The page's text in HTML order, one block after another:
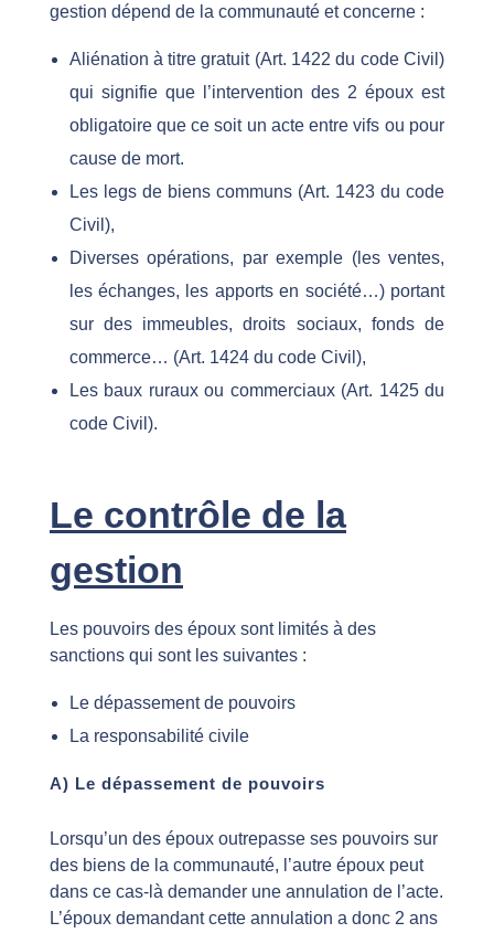
gestion dépend de la communauté et concerne :
Aliénation à titre gratuit (Art. 1422 du code Civil)
qui signifie que l’intervention des 2 époux est
obligatoire que ce soit un acte entre vifs ou pour
cause de mort.
Les legs de biens communs (Art. 1423 du code
Civil),
Diverses opérations, par exemple (les ventes,
les échanges, les apports en société…) portant
sur des immeubles, droits sociaux, fonds de
commerce… (Art. 1424 du code Civil),
Les baux ruraux ou commerciaux (Art. 1425 du
code Civil).
Le contrôle de la
gestion
Les pouvoirs des époux sont limités à des
sanctions qui sont les suivantes :
Le dépassement de pouvoirs
La responsabilité civile
A) Le dépassement de pouvoirs
Lorsqu’un des époux outrepasse ses pouvoirs sur
des biens de la communauté, l’autre époux peut
dans ce cas-là demander une annulation de l’acte.
L’époux demandant cette annulation a donc 2 ans